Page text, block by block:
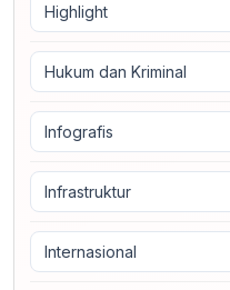
Highlight
Hukum dan Kriminal
Infografis
Infrastruktur
Internasional